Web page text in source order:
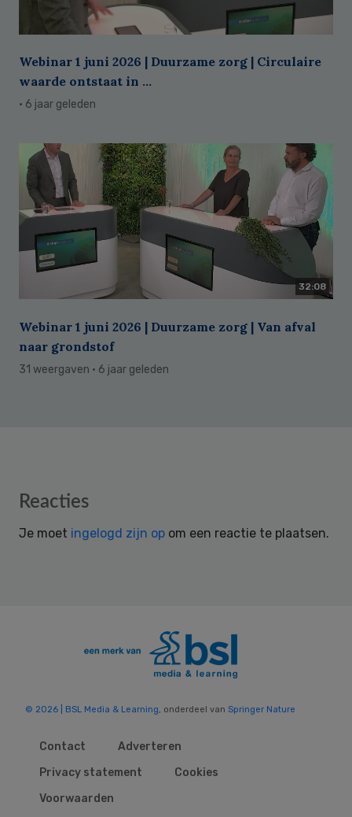
Webinar 1 juni 2026 | Duurzame zorg | Circulaire
waarde ontstaat in ...
· 6 jaar geleden
32:08
Webinar 1 juni 2026 | Duurzame zorg | Van afval
naar grondstof
31 weergaven · 6 jaar geleden
Reader
Reacties
Je moet ingelogd zijn op om een reactie te plaatsen.
© 2026 | BSL Media & Learning, onderdeel van Springer Nature
Contact
Adverteren
Privacy statement
Cookies
Voorwaarden